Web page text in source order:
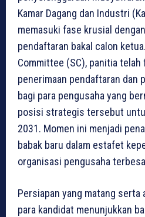
Kamar Dagang dan Industri
memasuki fase krusial
pendaftaran bakal calon
Committee (SC), panitia telah
penerimaan pendaftaran dan
bagi para pengusaha yang
posisi strategis tersebut
2031. Momen ini menjadi
babak baru dalam estafet
organisasi pengusaha
Persiapan yang matang
para kandidat menunjukkan